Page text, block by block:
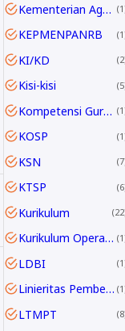
Kementerian Agama 1
KEPMENPANRB 1
KI/KD 2
Kisi-kisi 5
Kompetensi Guru 2045 1
KOSP 1
KSN 7
KTSP 6
Kurikulum 22
Kurikulum Operasional Satuan Pendidikan 1
LDBI 1
Linieritas Pembelajaran 1
LTMPT 8